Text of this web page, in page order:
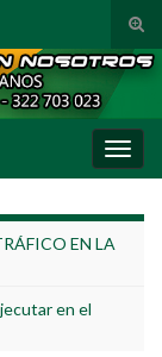
EN LA
en el